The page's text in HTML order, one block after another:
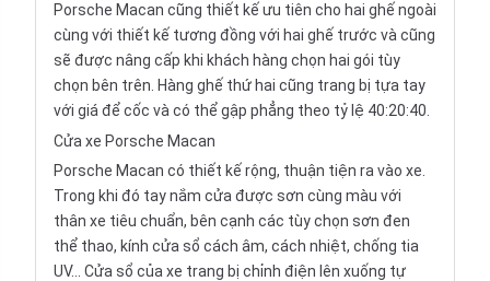
Porsche Macan cũng thiết kế ưu tiên cho hai ghế ngoài
cùng với thiết kế tương đồng với hai ghế trước và cũng
sẽ được nâng cấp khi khách hàng chọn hai gói tùy
chọn bên trên. Hàng ghế thứ hai cũng trang bị tựa tay
với giá để cốc và có thể gập phẳng theo tỷ lệ 40:20:40.
Cửa xe Porsche Macan
Porsche Macan có thiết kế rộng, thuận tiện ra vào xe.
Trong khi đó tay nắm cửa được sơn cùng màu với
thân xe tiêu chuẩn, bên cạnh các tùy chọn sơn đen
thể thao, kính cửa sổ cách âm, cách nhiệt, chống tia
UV... Cửa sổ của xe trang bị chỉnh điện lên xuống tự